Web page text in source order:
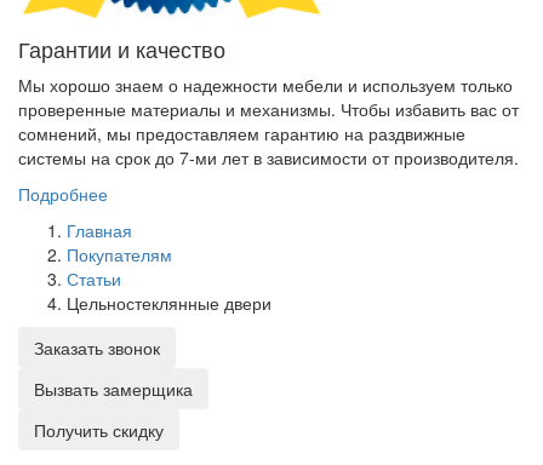
Гарантии и качество
Мы хорошо знаем о надежности мебели и используем только
проверенные материалы и механизмы. Чтобы избавить вас от
сомнений, мы предоставляем гарантию на раздвижные
системы на срок до 7-ми лет в зависимости от производителя.
Подробнее
Главная
Покупателям
Статьи
Цельностеклянные двери
Заказать звонок
Вызвать замерщика
Получить скидку